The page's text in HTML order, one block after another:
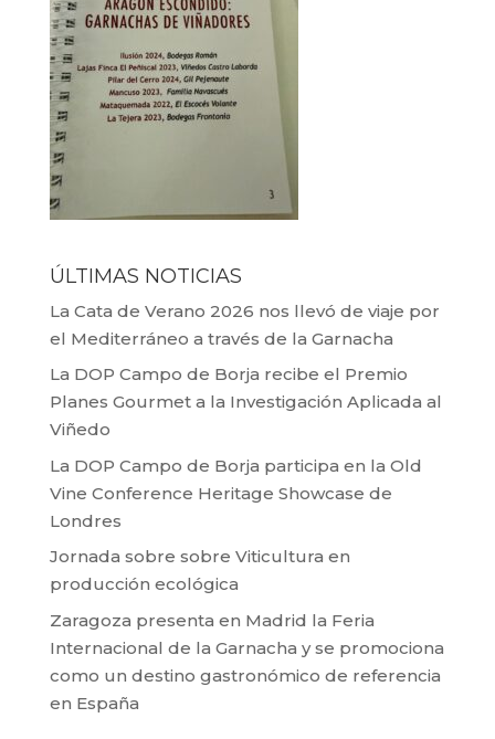
ÚLTIMAS NOTICIAS
La Cata de Verano 2026 nos llevó de viaje por
el Mediterráneo a través de la Garnacha
La DOP Campo de Borja recibe el Premio
Planes Gourmet a la Investigación Aplicada al
Viñedo
La DOP Campo de Borja participa en la Old
Vine Conference Heritage Showcase de
Londres
Jornada sobre sobre Viticultura en
producción ecológica
Zaragoza presenta en Madrid la Feria
Internacional de la Garnacha y se promociona
como un destino gastronómico de referencia
en España